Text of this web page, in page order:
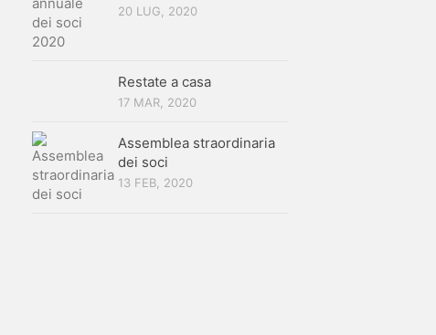
20 LUG, 2020
Restate a casa
17 MAR, 2020
Assemblea straordinaria
dei soci
13 FEB, 2020